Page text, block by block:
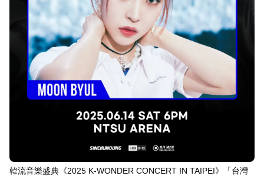
韓流音樂盛典《2025 K-WONDER CONCERT IN TAIPEI》「台灣